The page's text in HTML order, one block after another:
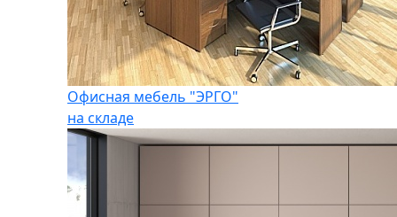
Офисная мебель "ЭРГО"
на складе